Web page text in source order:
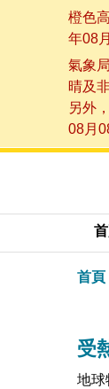
橙色
年08
氣象
晴及
另外
08月
首頁
受
地球